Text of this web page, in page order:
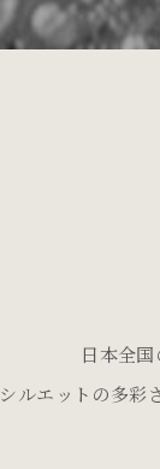
日本全
シルエットの多彩